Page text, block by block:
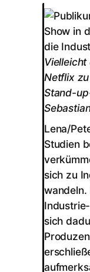
Netflix
Stand-
Lena/
Studien
sich zu
wandeln.
sich